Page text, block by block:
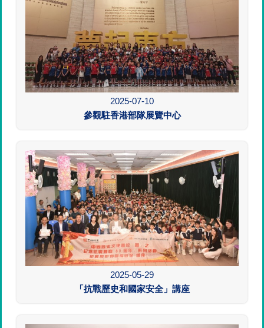
2025-07-10
參觀駐香港部隊展覽中心
2025-05-29
「抗戰歷史和國家安全」講座